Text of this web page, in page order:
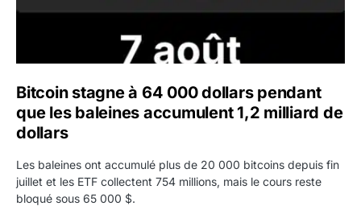
Bitcoin stagne à 64 000 dollars pendant
que les baleines accumulent 1,2 milliard de
dollars
Les baleines ont accumulé plus de 20 000 bitcoins depuis fin
juillet et les ETF collectent 754 millions, mais le cours reste
bloqué sous 65 000 $.